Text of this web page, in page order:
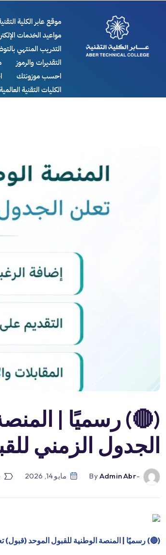
موقع عابر الكلية
مواعيد الخدمات
التدريب المنتهي
التقديرات والرموز
احسب موزونتك
الكليات التقنية العالمية
(🔴) رسميًا |
الجدول الزمني للقبول
-by
Admin Abr مايو 14, 2026
(
🔴) رسميًا | المنصة الوطنية للقبول الموحد (قبول) تعلن